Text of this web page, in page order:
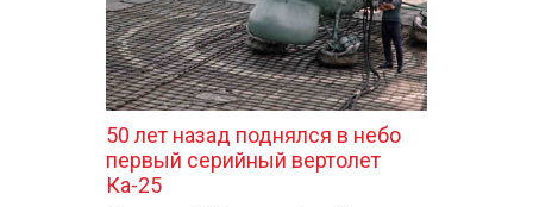
50 лет назад поднялся в небо
первый серийный вертолет
Ка-25